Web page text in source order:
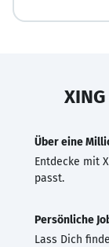
Über eine
Entdecke mit
passt.
Persönliche
Lass Dich